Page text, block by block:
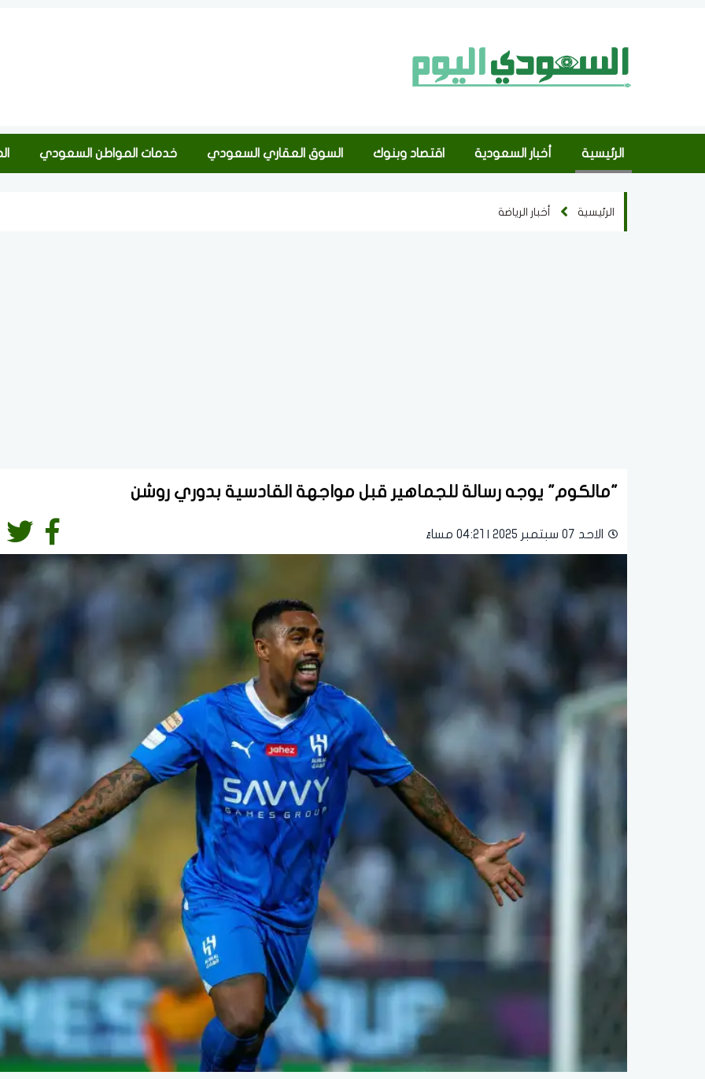
الرئيسية أخبار السعودية اقتصاد وبنوك السوق العقاري السعودي خدمات المواطن السعودي
الرئيسية أخبار الرياضة
"مالكوم" يوجه رسالة للجماهير قبل مواجهة القادسية بدوري روشن
الاحد 07 سبتمبر 2025 | 04:21 مساءً